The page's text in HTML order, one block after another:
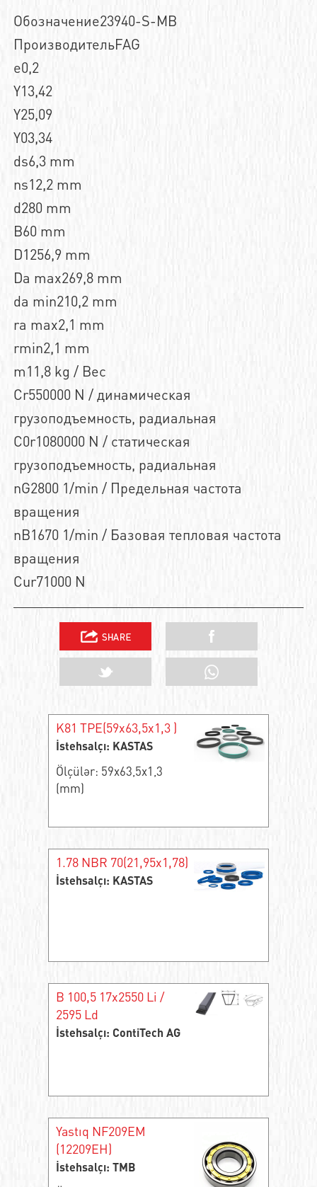
Обозначение23940-S-MB
ПроизводительFAG
e0,2
Y13,42
Y25,09
Y03,34
ds6,3 mm
ns12,2 mm
d280 mm
B60 mm
D1256,9 mm
Da max269,8 mm
da min210,2 mm
ra max2,1 mm
rmin2,1 mm
m11,8 kg / Вес
Cr550000 N / динамическая
грузоподъемность, радиальная
C0r1080000 N / статическая
грузоподъемность, радиальная
nG2800 1/min / Предельная частота
вращения
nB1670 1/min / Базовая тепловая частота
вращения
Cur71000 N
K81 TPE(59x63,5x1,3 )
İstehsalçı: KASTAS
Ölçülər: 59x63,5x1,3
(mm)
1.78 NBR 70(21,95x1,78)
İstehsalçı: KASTAS
B 100,5 17x2550 Li /
2595 Ld
İstehsalçı: ContiTech AG
Yastıq NF209EM
(12209EH)
İstehsalçı: TMB